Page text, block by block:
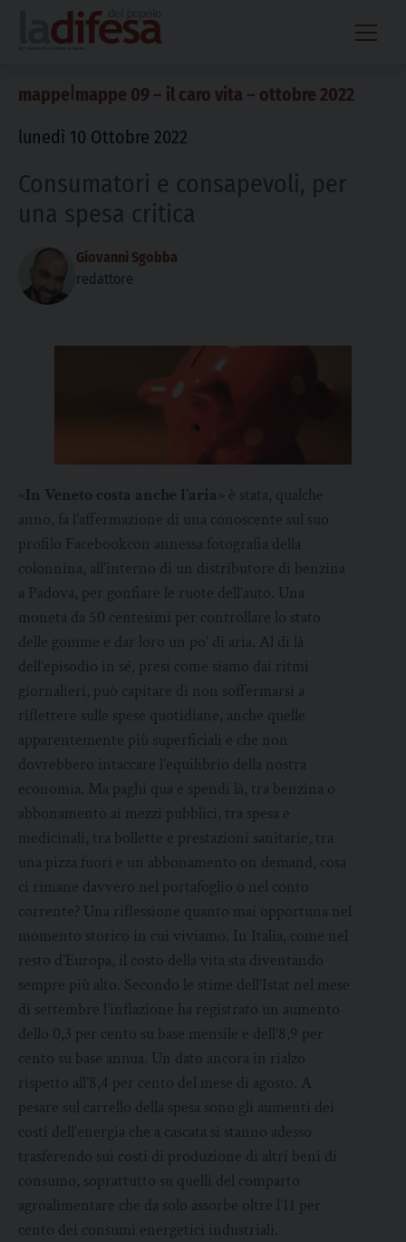
content
mappe mappe 09 – il caro vita – ottobre 2022
lunedì 10 Ottobre 2022
Consumatori e consapevoli, per
una spesa critica
Giovanni Sgobba
redattore
«In Veneto costa anche l’aria » è stata, qualche
anno, fa l’affermazione di una conoscente sul suo
profilo Facebookcon annessa fotografia della
colonnina, all’interno di un distributore di benzina
a Padova, per gonfiare le ruote dell’auto. Una
moneta da 50 centesimi per controllare lo stato
delle gomme e dar loro un po’ di aria. Al di là
dell’episodio in sé, presi come siamo dai ritmi
giornalieri, può capitare di non soffermarsi a
riflettere sulle spese quotidiane, anche quelle
apparentemente più superficiali e che non
dovrebbero intaccare l’equilibrio della nostra
economia. Ma paghi qua e spendi là, tra benzina o
abbonamento ai mezzi pubblici, tra spesa e
medicinali, tra bollette e prestazioni sanitarie, tra
una pizza fuori e un abbonamento on demand, cosa
ci rimane davvero nel portafoglio o nel conto
corrente? Una riflessione quanto mai opportuna nel
momento storico in cui viviamo. In Italia, come nel
resto d’Europa, il costo della vita sta diventando
sempre più alto. Secondo le stime dell’Istat nel mese
di settembre l’inflazione ha registrato un aumento
dello 0,3 per cento su base mensile e dell’8,9 per
cento su base annua. Un dato ancora in rialzo
rispetto all’8,4 per cento del mese di agosto. A
pesare sul carrello della spesa sono gli aumenti dei
costi dell’energia che a cascata si stanno adesso
trasferendo sui costi di produzione di altri beni di
consumo, soprattutto su quelli del comparto
agroalimentare che da solo assorbe oltre l’11 per
cento dei consumi energetici industriali.